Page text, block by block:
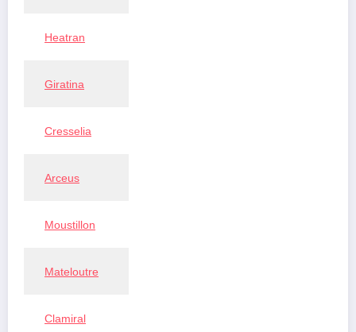
Heatran
Giratina
Cresselia
Arceus
Moustillon
Mateloutre
Clamiral